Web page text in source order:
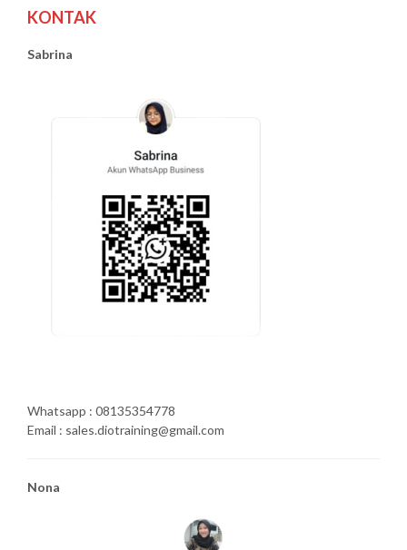
KONTAK
Sabrina
Whatsapp : 08135354778
Email : sales.diotraining@gmail.com
Nona